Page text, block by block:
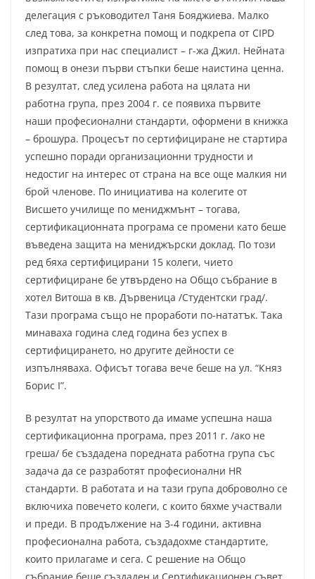
делегация с ръководител Таня Бояджиева. Малко
след това, за конкретна помощ и подкрепа от CIPD
изпратиха при нас специалист – г-жа Джил. Нейната
помощ в онези първи стъпки беше наистина ценна.
В резултат, след усилена работа на цялата ни
работна група, през 2004 г. се появиха първите
наши професионални стандарти, оформени в книжка
– брошура. Процесът по сертифициране не стартира
успешно поради организационни трудности и
недостиг на интерес от страна на все още малкия ни
брой членове. По инициатива на колегите от
Висшето училище по мениджмънт – тогава,
сертификационната програма се промени като беше
въведена защита на мениджърски доклад. По този
ред бяха сертифицирани 15 колеги, чието
сертифициране бе утвърдено на Общо събрание в
хотел Витоша в кв. Дървеница /Студентски град/.
Тази програма също не проработи по-нататък. Така
минаваха година след година без успех в
сертифицирането, но другите дейности се
изпълняваха. Офисът тогава вече беше на ул. “Княз
Борис I”.
В резултат на упорството да имаме успешна наша
сертификационна програма, през 2011 г. /ако не
греша/ бе създадена поредната работна група със
задача да се разработят професионални HR
стандарти. В работата и на тази група доброволно се
включиха повечето колеги, с които бяхме участвали
и преди. В продължение на 3-4 години, активна
професионална работа, създадохме стандартите,
които прилагаме и сега. С решение на Общо